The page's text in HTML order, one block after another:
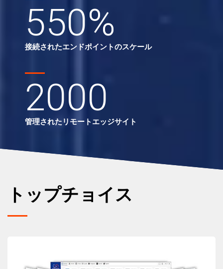
550%
接続されたエンドポイントのスケール
2000
管理されたリモートエッジサイト
トップチョイス